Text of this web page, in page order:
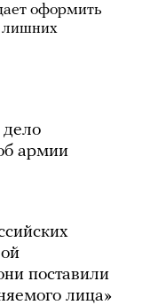
оформить
лишних
дело
армии
поставили
лица»